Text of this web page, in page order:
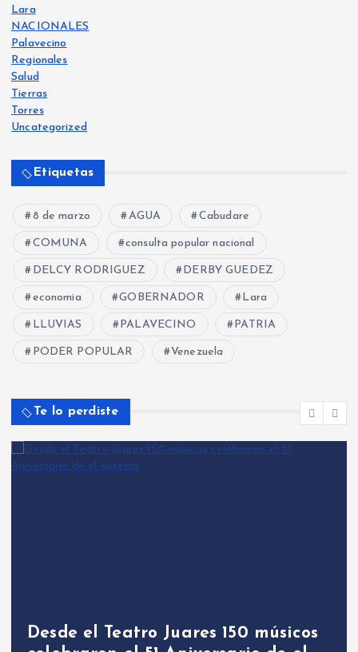
Lara
NACIONALES
Palavecino
Regionales
Salud
Tierras
Torres
Uncategorized
Etiquetas
8 de marzo AGUA Cabudare
COMUNA consulta popular nacional
DELCY RODRIGUEZ DERBY GUEDEZ
economia GOBERNADOR Lara
LLUVIAS PALAVECINO PATRIA
PODER POPULAR Venezuela
Te lo perdiste
Desde el Teatro Juares 150 músicos